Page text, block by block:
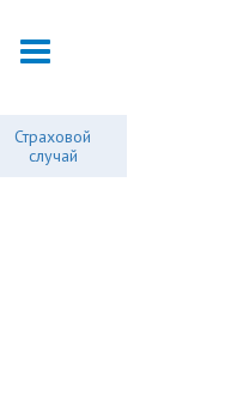
Страховой
случай